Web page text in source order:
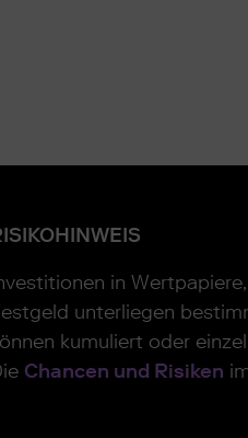
in
unterliegen
kumuliert oder
Chancen und Risiken